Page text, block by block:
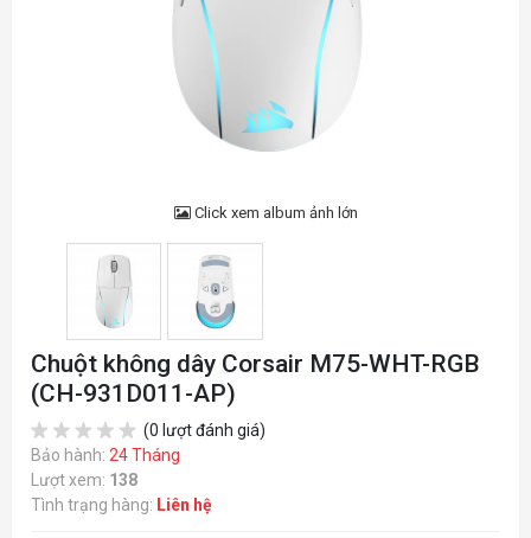
Click xem album ảnh lớn
Chuột không dây Corsair M75-WHT-RGB
(CH-931D011-AP)
(0 lượt đánh giá)
Bảo hành: 24 Tháng
Lượt xem: 138
Tình trạng hàng: Liên hệ